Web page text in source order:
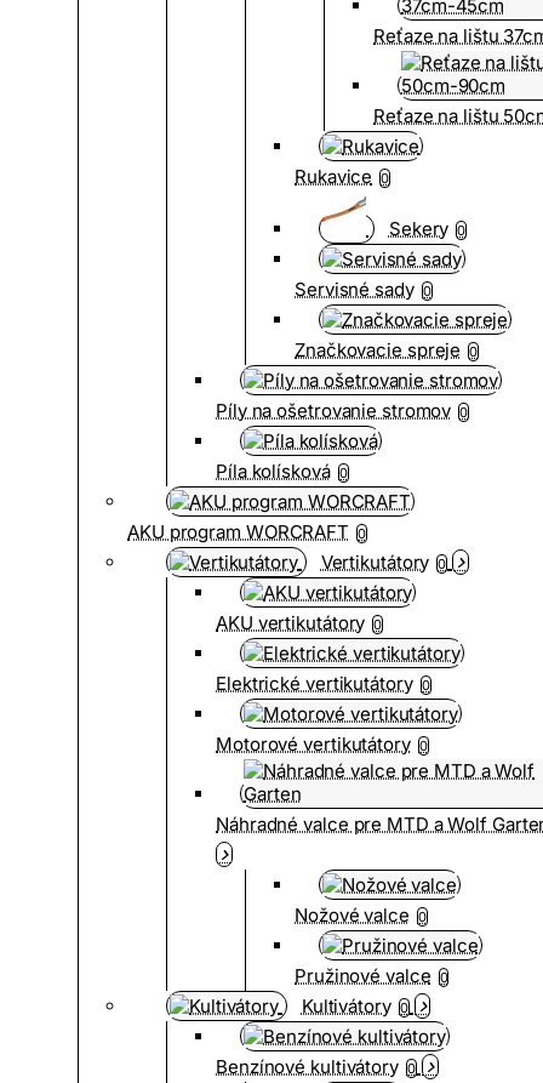
Reťaze na lištu
Reťaze na lištu
Rukavice 0
Sekery 0
Servisné sady 0
Značkovacie spreje 0
Píly na ošetrovanie stromov 0
Píla kolísková 0
AKU program WORCRAFT 0
Vertikutátory 0
AKU vertikutátory 0
Elektrické vertikutátory 0
Motorové vertikutátory 0
Náhradné valce pre MTD a Wolf
Nožové valce 0
Pružinové valce 0
Kultivátory 0
Benzínové kultivátory 0